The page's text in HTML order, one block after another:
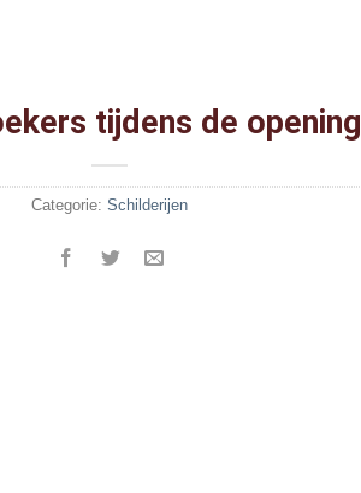
tijdens de opening
Categorie: Schilderijen